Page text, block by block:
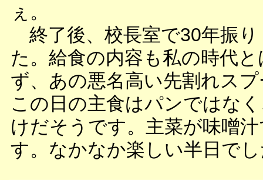
ぇ。
終了後、校長室で30年振
た。給食の内容も私の時代
ず、あの悪名高い先割れス
この日の主食はパンではな
けだそうです。主菜が味噌
す。なかなか楽しい半日で